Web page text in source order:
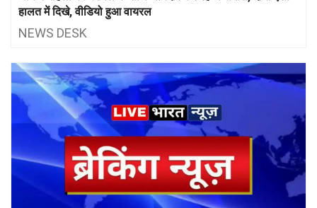
हालत में दिखे, वीडियो हुआ वायरल
NEWS DESK